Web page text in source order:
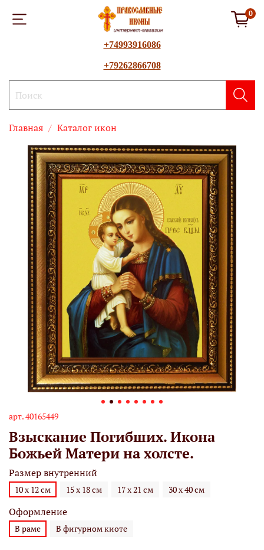
0
+74993916086
+79262866708
Главная Каталог икон
арт.40165449
Взыскание Погибших. Икона
Божьей Матери на холсте.
Размер внутренний
10 х 12 см 15 х 18 см 17 х 21 см 30 х 40 см
Оформление
В раме В фигурном киоте